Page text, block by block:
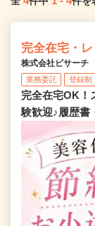
完全在宅・
株式会社ビサーチ
業務委託 登録制
完全在宅OK！
験歓迎♪履歴書